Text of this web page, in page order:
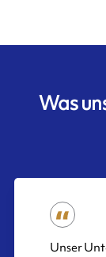
Was
Unser